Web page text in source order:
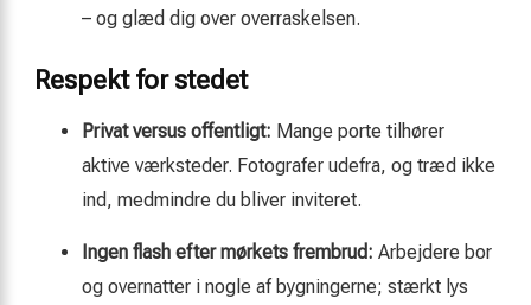
– og glæd dig over overraskelsen.
Respekt for stedet
Privat versus offentligt: Mange porte tilhører
aktive værksteder. Fotografer udefra, og træd ikke
ind, medmindre du bliver inviteret.
Ingen flash efter mørkets frembrud: Arbejdere bor
og overnatter i nogle af bygningerne; stærkt lys